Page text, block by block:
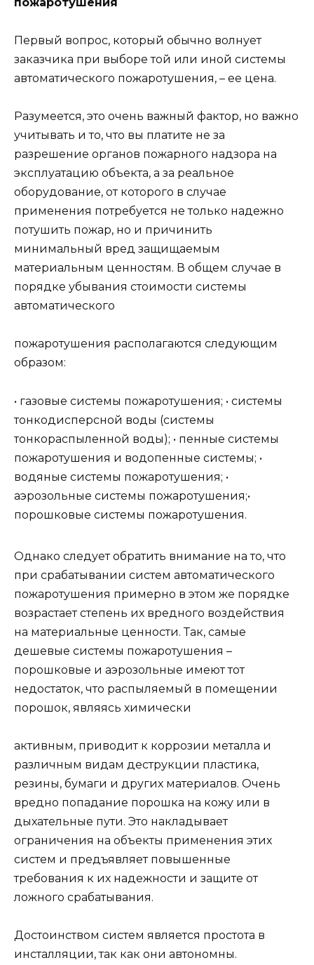
Первый вопрос, который обычно волнует
заказчика при выборе той или иной системы
автоматического пожаротушения, – ее цена.
Разумеется, это очень важный фактор, но важно
учитывать и то, что вы платите не за
разрешение органов пожарного надзора на
эксплуатацию объекта, а за реальное
оборудование, от которого в случае
применения потребуется не только надежно
потушить пожар, но и причинить
минимальный вред защищаемым
материальным ценностям. В общем случае в
порядке убывания стоимости системы
автоматического
пожаротушения располагаются следующим
образом:
• газовые системы пожаротушения; • системы
тонкодисперсной воды (системы
тонкораспыленной воды); • пенные системы
пожаротушения и водопенные системы; •
водяные системы пожаротушения; •
аэрозольные системы пожаротушения;•
порошковые системы пожаротушения.
Однако следует обратить внимание на то, что
при срабатывании систем автоматического
пожаротушения примерно в этом же порядке
возрастает степень их вредного воздействия
на материальные ценности. Так, самые
дешевые системы пожаротушения –
порошковые и аэрозольные имеют тот
недостаток, что распыляемый в помещении
порошок, являясь химически
активным, приводит к коррозии металла и
различным видам деструкции пластика,
резины, бумаги и других материалов. Очень
вредно попадание порошка на кожу или в
дыхательные пути. Это накладывает
ограничения на объекты применения этих
систем и предъявляет повышенные
требования к их надежности и защите от
ложного срабатывания.
Достоинством систем является простота в
инсталляции, так как они автономны.